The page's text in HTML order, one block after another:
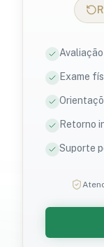
Exame
Retorno
Suporte